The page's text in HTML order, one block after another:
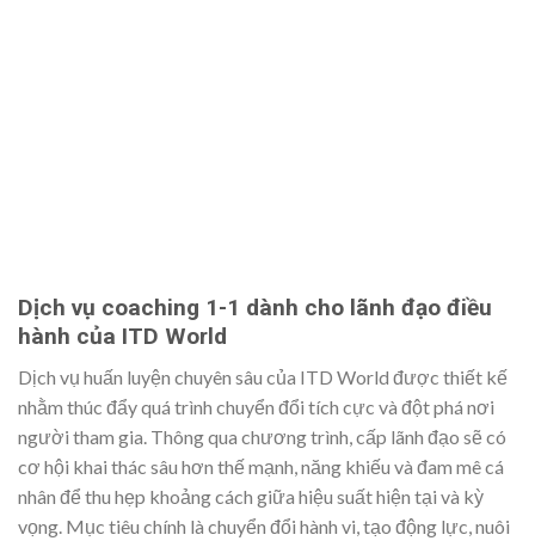
Dịch vụ coaching 1-1 dành cho lãnh đạo điều
hành của ITD World
Dịch vụ huấn luyện chuyên sâu của ITD World được thiết kế
nhằm thúc đẩy quá trình chuyển đổi tích cực và đột phá nơi
người tham gia. Thông qua chương trình, cấp lãnh đạo sẽ có
cơ hội khai thác sâu hơn thế mạnh, năng khiếu và đam mê cá
nhân để thu hẹp khoảng cách giữa hiệu suất hiện tại và kỳ
vọng. Mục tiêu chính là chuyển đổi hành vi, tạo động lực, nuôi